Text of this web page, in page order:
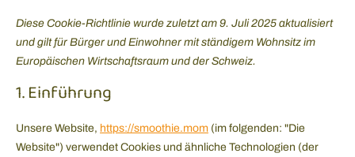
Diese Cookie-Richtlinie wurde zuletzt am 9. Juli 2025 aktualisiert
und gilt für Bürger und Einwohner mit ständigem Wohnsitz im
Europäischen Wirtschaftsraum und der Schweiz.
1. Einführung
Unsere Website, https://smoothie.mom (im folgenden: "Die
Website") verwendet Cookies und ähnliche Technologien (der